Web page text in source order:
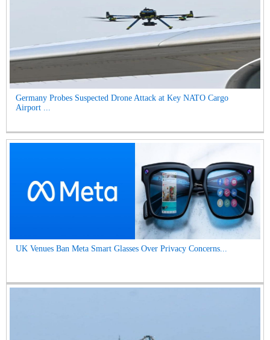
Germany Probes Suspected Drone Attack at Key NATO Cargo
Airport ...
UK Venues Ban Meta Smart Glasses Over Privacy Concerns...